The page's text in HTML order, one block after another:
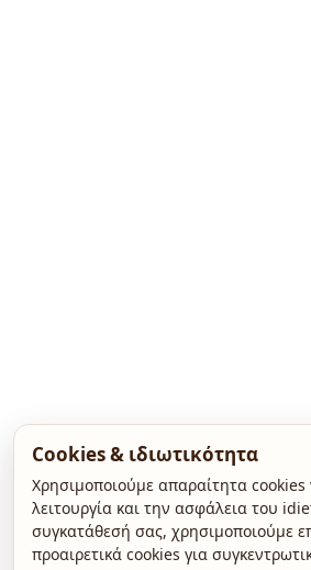
Cookies & ιδιωτικότητα
Χρησιμοποιούμε απαραίτητα cookies
λειτουργία και την ασφάλεια του
συγκατάθεσή σας, χρησιμοποιούμε
προαιρετικά cookies για